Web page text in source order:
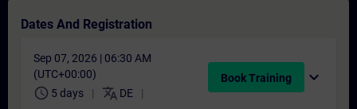
Dates And Registration
Sep 07, 2026 | 06:30 AM
(UTC+00:00)
schedule 5 days translate DE
Book Training expand_more